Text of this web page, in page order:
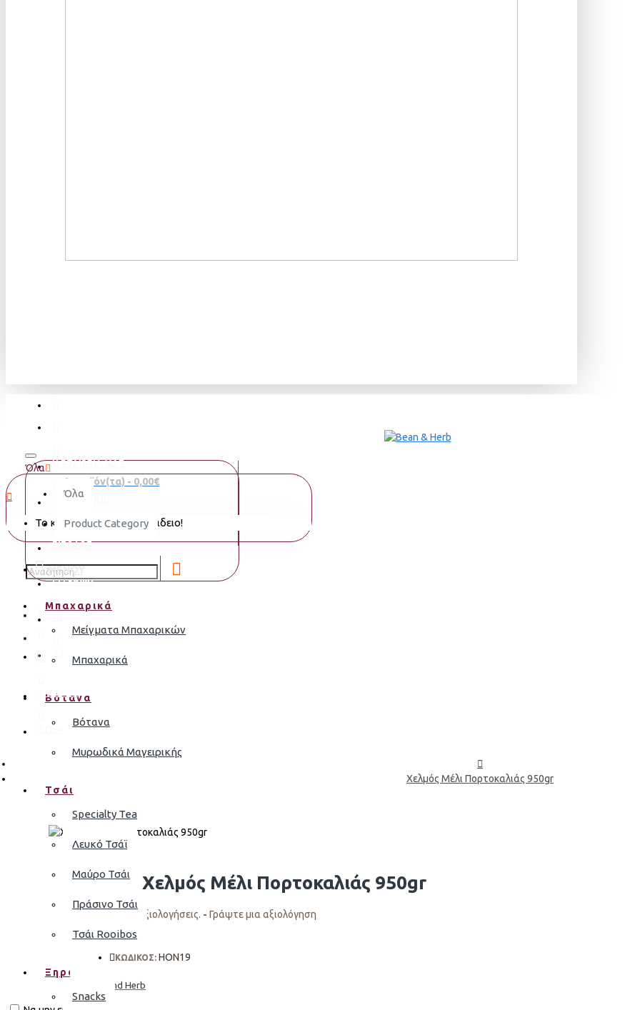
Η ΕΤΑΙΡΕΙΑ ΜΑΣ
ΕΠΙΚΟΙΝΩΝΙΑ
ΕΙΣΟΔΟΣ
ΕΓΓΡΑΦΗ
Όλα
Όλα
Product Category
0 προϊόν(τα) - 0,00€
Το καλάθι αγορών είναι άδειο!
MENOY
Μπαχαρικά
Μείγματα Μπαχαρικών
Μπαχαρικά
Βότανα
Βότανα
Μυρωδικά Μαγειρικής
Τσάι
Specialty Tea
Λευκό Τσάϊ
Μαύρο Τσάι
Πράσινο Τσάι
Τσάι Rooibos
Ξηροί Καρποί
Snacks
ΕΙΣΟΔΟΣ
ΕΓΓΡΑΦΗ
Χελμός Μέλι Πορτοκαλιάς 950gr
Χελμός Μέλι Πορτοκαλιάς 950gr
Σύμφωνα με 0 αξιολογήσεις. - Γράψτε μια αξιολόγηση
ΚΩΔΙΚΟΣ: HON19
Bean and Herb